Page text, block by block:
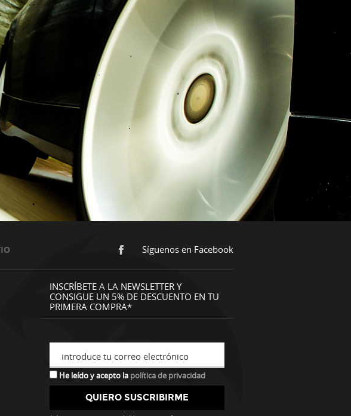
Síguenos en Facebook
INSCRÍBETE A LA NEWSLETTER Y
CONSIGUE UN 5% DE DESCUENTO EN TU
PRIMERA COMPRA*
introduce tu correo electrónico
He leído y acepto la política de privacidad